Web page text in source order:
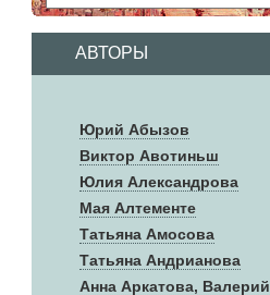
АВТОРЫ
Юрий Абызов
Виктор Авотиньш
Юлия Александрова
Мая Алтементе
Татьяна Амосова
Татьяна Андрианова
Анна Аркатова, Валерий